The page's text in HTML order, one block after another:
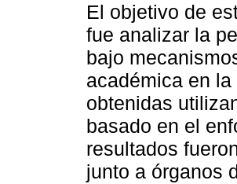
El objetivo de
fue analizar la
bajo
académica en
obtenidas
basado en el
resultados
junto a órganos